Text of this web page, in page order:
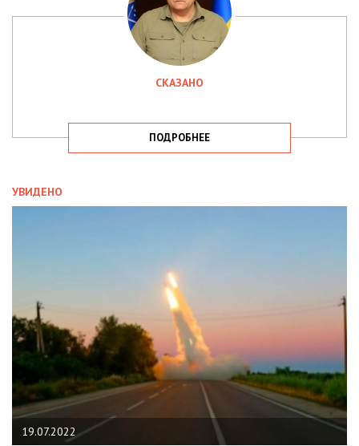
СКАЗАНО
ПОДРОБНЕЕ
УВИДЕНО
19.07.2022